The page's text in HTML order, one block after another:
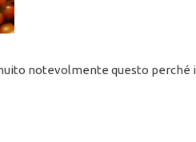
notevolmente questo perché